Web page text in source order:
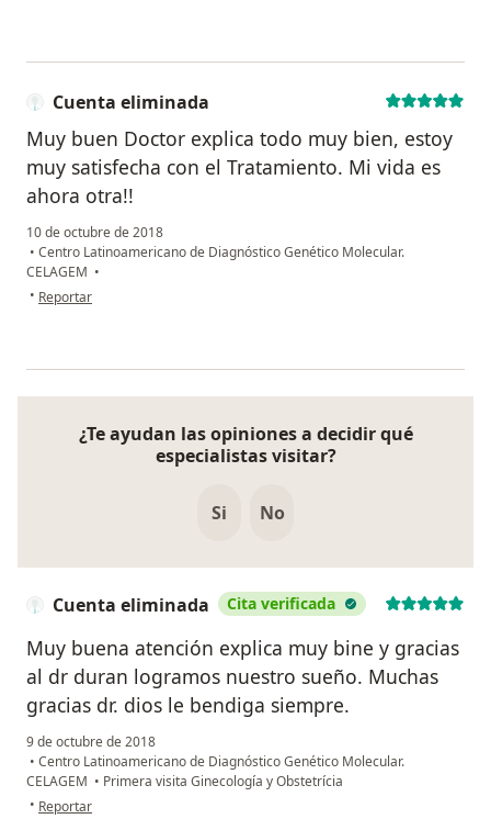
Cuenta eliminada
Muy buen Doctor explica todo muy bien, estoy
muy satisfecha con el Tratamiento. Mi vida es
ahora otra!!
10 de octubre de 2018
• Centro Latinoamericano de Diagnóstico Genético Molecular.
CELAGEM ​ •
• en opinión del usuario Cuenta eliminada
Reportar
¿Te ayudan las opiniones a decidir qué
especialistas visitar?
Si No
Cuenta eliminada Cita verificada
Muy buena atención explica muy bine y gracias
al dr duran logramos nuestro sueño. Muchas
gracias dr. dios le bendiga siempre.
9 de octubre de 2018
• Centro Latinoamericano de Diagnóstico Genético Molecular.
CELAGEM ​ • Primera visita Ginecología y Obstetrícia
• en opinión del usuario Cuenta eliminada
Reportar